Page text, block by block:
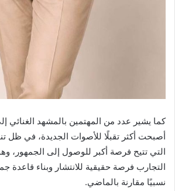
كما يشير عدد من المهتمين بالمشهد الغنائي
أصبحت أكثر تقبلًا للأصوات الجديدة، في ظل
التي تتيح فرصة أكبر للوصول إلى الجمهور،
التجارب فرصة حقيقية للانتشار وبناء قاعدة
نسبيًا مقارنة بالماضي.